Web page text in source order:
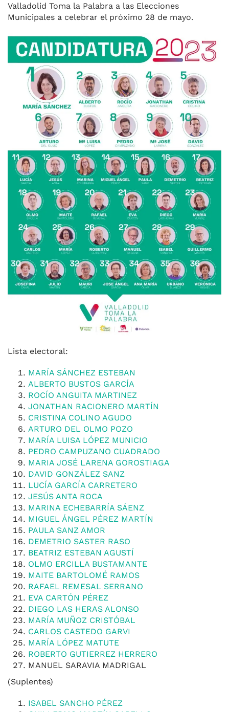
Valladolid Toma la Palabra a las Elecciones
Municipales a celebrar el próximo 28 de mayo.
Lista electoral:
MARÍA SÁNCHEZ ESTEBAN
ALBERTO BUSTOS GARCÍA
ROCÍO ANGUITA MARTINEZ
JONATHAN RACIONERO MARTÍN
CRISTINA COLINO AGUDO
ARTURO DEL OLMO POZO
MARÍA LUISA LÓPEZ MUNICIO
PEDRO CAMPUZANO CUADRADO
MARIA JOSÉ LARENA GOROSTIAGA
DAVID GONZÁLEZ SANZ
LUCÍA GARCÍA CARRETERO
JESÚS ANTA ROCA
MARINA ECHEBARRÍA SÁENZ
MIGUEL ÁNGEL PÉREZ MARTÍN
PAULA SANZ AMOR
DEMETRIO SASTER RASO
BEATRIZ ESTEBAN AGUSTÍ
OLMO ERCILLA BUSTAMANTE
MAITE BARTOLOMÉ RAMOS
RAFAEL REMESAL SERRANO
EVA CARTÓN PÉREZ
DIEGO LAS HERAS ALONSO
MARÍA MUÑOZ CRISTÓBAL
CARLOS CASTEDO GARVI
MARÍA LÓPEZ MATUTE
ROBERTO GUTIERREZ HERRERO
MANUEL SARAVIA MADRIGAL
(Suplentes)
ISABEL SANCHO PÉREZ